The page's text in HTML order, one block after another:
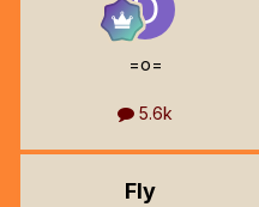
=o=
5.6k
Fly